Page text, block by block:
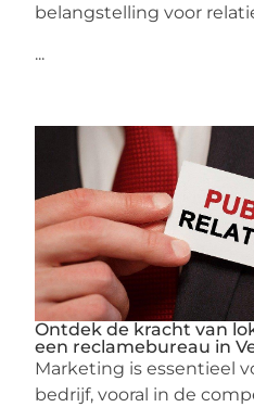
belangstelling voor
...
Ontdek de kracht van
een reclamebureau in
Marketing is essentieel
bedrijf, vooral in de